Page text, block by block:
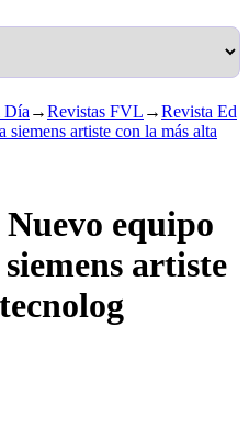
Día →Revistas FVL →Revista Ed
artiste con la más alta
equipo
artiste